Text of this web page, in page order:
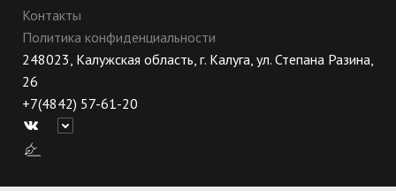
Контакты
Политика конфиденциальности
248023, Калужская область, г. Калуга, ул. Степана Разина,
26
+7(4842) 57-61-20